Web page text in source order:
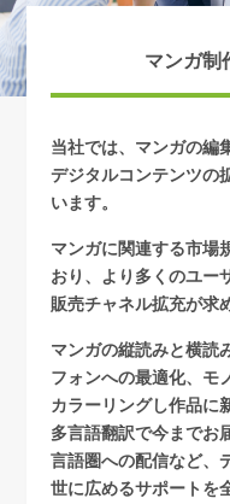
マンガ制
当社では、マンガの編
デジタルコンテンツの
います。
マンガに関連する市場
おり、より多くのユー
販売チャネル拡充が求
マンガの縦読みと横読
フォンへの最適化、モ
カラーリングし作品に
多言語翻訳で今までお
言語圏への配信など、
世に広めるサポートを